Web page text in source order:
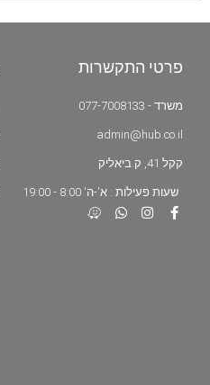
פרטי התקשרות
משרד - 077-7008133
admin@hub.co.il
קקל 41, ק.ביאליק
שעות פעילות : א'-ה' 8:00 - 19:00